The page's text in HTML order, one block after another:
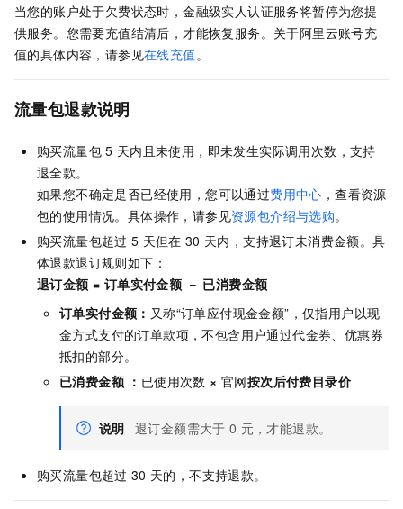
当您的账户处于欠费状态时，金融级实人认证服务将暂停为您提
供服务。您需要充值结清后，才能恢复服务。关于阿里云账号充
值的具体内容，请参见在线充值 。
流量包退款说明
购买流量包 5 天内且未使用，即未发生实际调用次数，支持
退全款。
如果您不确定是否已经使用，您可以通过费用中心 ，查看资源
包的使用情况。具体操作，请参见资源包介绍与选购。
购买流量包超过 5 天但在 30 天内，支持退订未消费金额。具
体退款退订规则如下：
退订金额 = 订单实付金额 － 已消费金额
订单实付金额： 又称“订单应付现金金额”，仅指用户以现
金方式支付的订单款项，不包含用户通过代金券、优惠券
抵扣的部分。
已消费金额 ： 已使用次数 ×官网按次后付费目录价
说明 退订金额需大于 0 元，才能退款。
购买流量包超过 30 天的，不支持退款。